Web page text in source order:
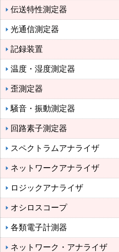
伝送特性測定器
光通信測定器
記録装置
温度・湿度測定器
歪測定器
騒音・振動測定器
回路素子測定器
スペクトラムアナライザ
ネットワークアナライザ
ロジックアナライザ
オシロスコープ
各類電子計測器
ネットワーク・アナライザ